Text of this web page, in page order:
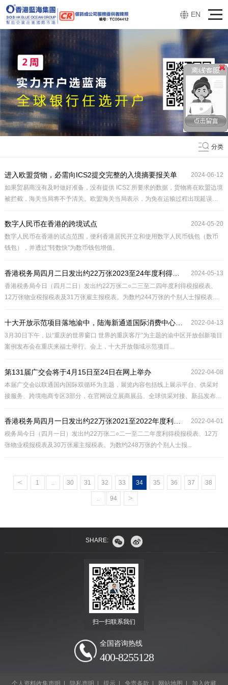
EN
分类
2024-06-12
进入欧盟货物，必需向ICS2提交完整的入境摘要报关单
如果贸易商没有及时做好准备，没有提供 ICS2 所要求的数据，货物将在欧盟边境
被拦截，海关当局将不予清关。欧盟海关当局表示，为免在运输过程出现延误和
必需确保从客户处收集准确完整的数据、更新其IT系统和操作流程，并为员工提供
充分的培训。
2024-05-20
数字人民币在香港的跨境试点
数字人民币在香港的试点范围，便利香港居民开立和使用数字人民币钱包（数币
钱包），并透过"转数快"为数币钱包增值。
2024-05-13
香港税务局四月二日发出约22万张2023至24年度利得税报税表
香港税务局今日（四月二日）发出约22万张二○二三至二四年度利得税报税表、
12万张物业税报税表及31万张雇主报税表。为数约244万张的个别人士报税表将
报。就有委任税务代表的个案，提交报税表的期限载列于已上载税务局网站的
「整批延期提交报税表的通函」。
2022-04-13
十大开放示范项目落地渝中，陆海新通道国际消费中心开业迎客
3月30日下午，以“重庆的世界窗口 世界的重庆客厅”为主题的渝中区开放创新项目
案例发布会在重庆来福士举行。会上，十大开放领域示范项目...
2022-04-08
第131届广交会将于4月15日至24日在网上举办
本届广交会以联通国内国际双循环为主题，展览内容包括线上展示平台、供采对
接服务、跨境电商专区3部分，在官网设立展商展品、全球供采对接、新品发布、
展区，境内外参展企业2.5万多家，并继续设立“乡村振兴”专区，供所有脱贫地区
参展企业集中展示。
2022-04-01
香港税务局四月一日发出约22万张2021至2022年度利得税报税表
税务局今日（四月一日）发出约22万张二○二一至二二年度利得税报税表、12万
张物业税报税表及30万张雇主报税表。为数约248万张的个别人士报...
< 1 .. 30 31 32 33 34 35 36 37 38
.. 94 >
SHARE:
扫一扫联系我们
全国咨询热线
400-8255128